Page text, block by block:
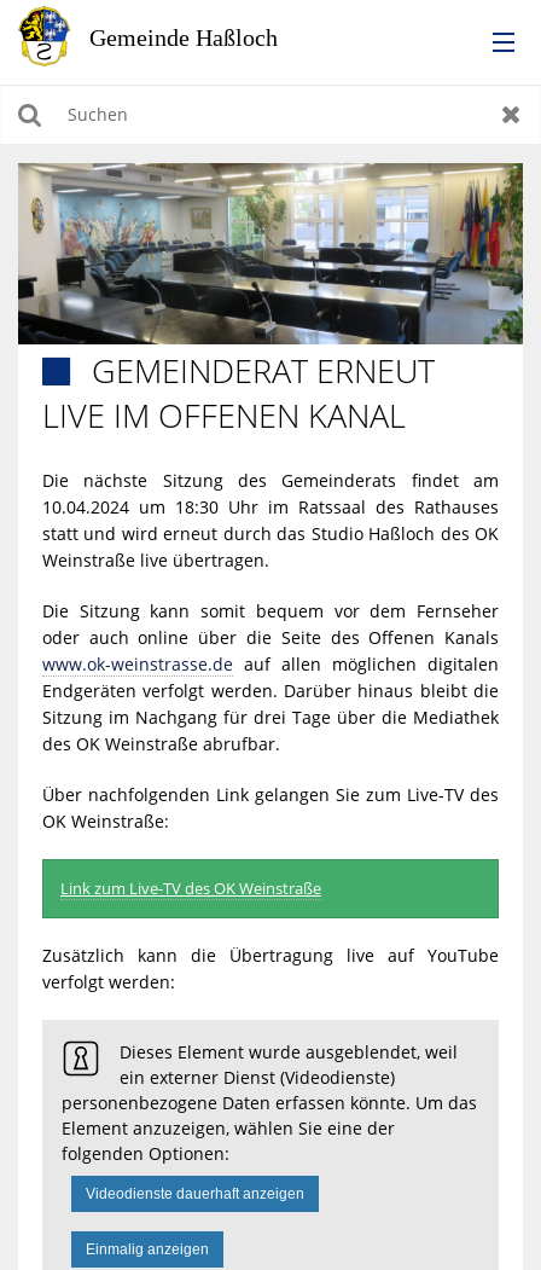
RATHAUS
LEBEN IN HASSLOCH
BILDUNG & KULTUR
WIRTSCHAFTEN, BAUEN, WOHNEN & UMWELT
TOURISMUS
Suchen
GEMEINDERAT ERNEUT
LIVE IM OFFENEN KANAL
Die nächste Sitzung des Gemeinderats findet am
10.04.2024 um 18:30 Uhr im Ratssaal des Rathauses
statt und wird erneut durch das Studio Haßloch des OK
Weinstraße live übertragen.
Die Sitzung kann somit bequem vor dem Fernseher
oder auch online über die Seite des Offenen Kanals
www.ok-weinstrasse.deauf allen möglichen digitalen
Endgeräten verfolgt werden. Darüber hinaus bleibt die
Sitzung im Nachgang für drei Tage über die Mediathek
des OK Weinstraße abrufbar.
Über nachfolgenden Link gelangen Sie zum Live-TV des
OK Weinstraße:
Link zum Live-TV des OK Weinstraße
Zusätzlich kann die Übertragung live auf YouTube
verfolgt werden:
Dieses Element wurde ausgeblendet, weil
ein externer Dienst (Videodienste)
personenbezogene Daten erfassen könnte. Um das
Element anzuzeigen, wählen Sie eine der
folgenden Optionen:
Videodienste dauerhaft anzeigen
Einmalig anzeigen